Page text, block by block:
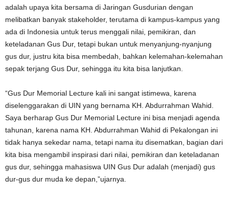
adalah upaya kita bersama di Jaringan Gusdurian dengan
melibatkan banyak stakeholder, terutama di kampus-kampus yang
ada di Indonesia untuk terus menggali nilai, pemikiran, dan
keteladanan Gus Dur, tetapi bukan untuk menyanjung-nyanjung
gus dur, justru kita bisa membedah, bahkan kelemahan-kelemahan
sepak terjang Gus Dur, sehingga itu kita bisa lanjutkan.
“Gus Dur Memorial Lecture kali ini sangat istimewa, karena
diselenggarakan di UIN yang bernama KH. Abdurrahman Wahid.
Saya berharap Gus Dur Memorial Lecture ini bisa menjadi agenda
tahunan, karena nama KH. Abdurrahman Wahid di Pekalongan ini
tidak hanya sekedar nama, tetapi nama itu disematkan, bagian dari
kita bisa mengambil inspirasi dari nilai, pemikiran dan keteladanan
gus dur, sehingga mahasiswa UIN Gus Dur adalah (menjadi) gus
dur-gus dur muda ke depan,”ujarnya.